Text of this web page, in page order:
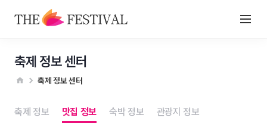
축제 정보 센터
축제 정보 센터
축제 정보 맛집 정보 숙박 정보 관광지 정보